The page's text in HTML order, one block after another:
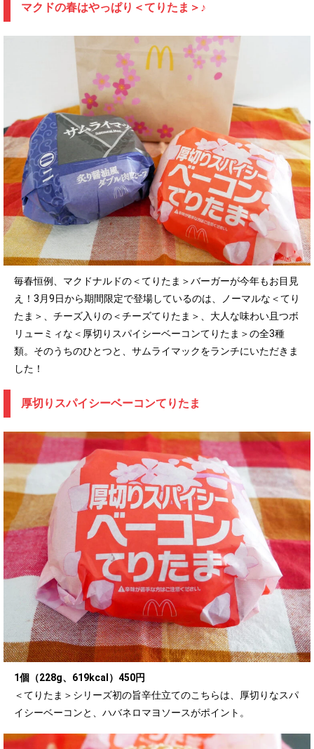
マクドの春はやっぱり＜てりたま＞♪
毎春恒例、マクドナルドの＜てりたま＞バーガーが今年もお目見
え！3月9日から期間限定で登場しているのは、ノーマルな＜てり
たま＞、チーズ入りの＜チーズてりたま＞、大人な味わい且つボ
リューミィな＜厚切りスパイシーベーコンてりたま＞の全3種
類。そのうちのひとつと、サムライマックをランチにいただきま
した！
厚切りスパイシーベーコンてりたま
1個（228g、619kcal）450円
＜てりたま＞シリーズ初の旨辛仕立てのこちらは、厚切りなスパ
イシーベーコンと、ハバネロマヨソースがポイント。